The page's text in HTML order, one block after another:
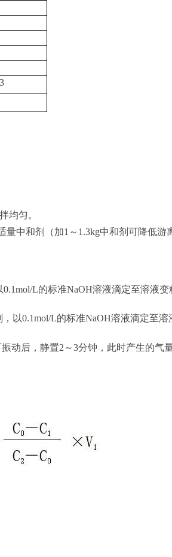
均匀。
中和剂（加1～1.3kg中和剂可降低
0.1mol/L的标准NaOH溶液滴定至溶液
，以0.1mol/L的标准NaOH溶液滴定至溶
动后，静置2～3分钟，此时产生的气